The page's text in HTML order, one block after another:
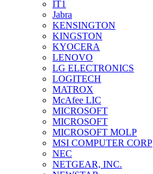
IT1
Jabra
KENSINGTON
KINGSTON
KYOCERA
LENOVO
LG ELECTRONICS
LOGITECH
MATROX
McAfee LIC
MICROSOFT
MICROSOFT
MICROSOFT MOLP
MSI COMPUTER CORP
NEC
NETGEAR, INC.